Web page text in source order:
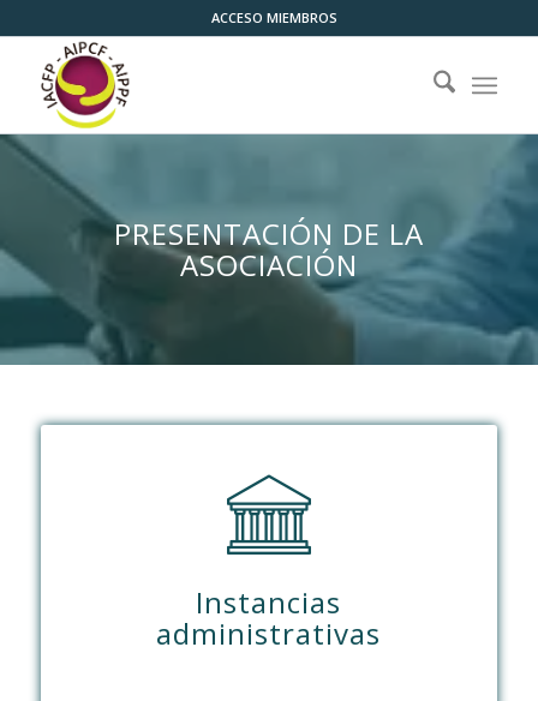
ACCESO MIEMBROS
PRESENTACIÓN DE LA
ASOCIACIÓN
Instancias
administrativas